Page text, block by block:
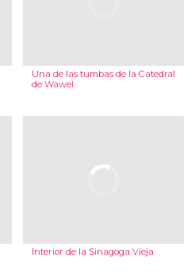
Una de las tumbas de la Catedral
de Wawel
Interior de la Sinagoga Vieja